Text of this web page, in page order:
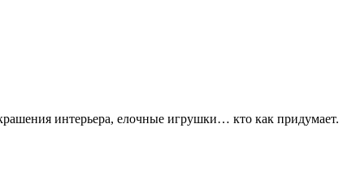
интерьера, елочные игрушки… кто как придумает.